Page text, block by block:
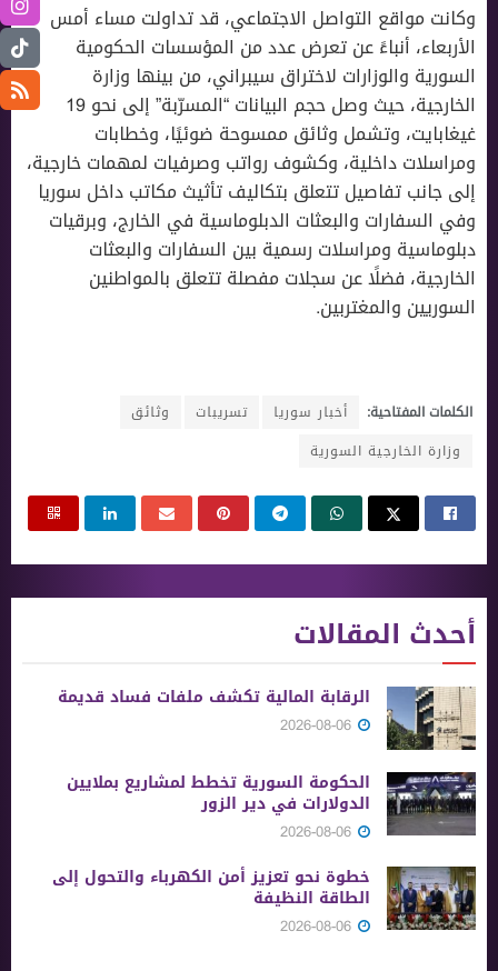
وكانت مواقع التواصل الاجتماعي، قد تداولت مساء أمس
الأربعاء، أنباءً عن تعرض عدد من المؤسسات الحكومية
السورية والوزارات لاختراق سيبراني، من بينها وزارة
الخارجية، حيث وصل حجم البيانات “المسرّبة” إلى نحو 19
غيغابايت، وتشمل وثائق ممسوحة ضوئيًا، وخطابات
ومراسلات داخلية، وكشوف رواتب وصرفيات لمهمات خارجية،
إلى جانب تفاصيل تتعلق بتكاليف تأثيث مكاتب داخل سوريا
وفي السفارات والبعثات الدبلوماسية في الخارج، وبرقيات
دبلوماسية ومراسلات رسمية بين السفارات والبعثات
الخارجية، فضلًا عن سجلات مفصلة تتعلق بالمواطنين
السوريين والمغتربين.
الكلمات المفتاحية: أخبار سوريا تسريبات
وثائق
وزارة الخارجية السورية
أحدث المقالات
الرقابة المالية تكشف ملفات فساد قديمة
الحكومة السورية تخطط لمشاريع بملايين
الدولارات في دير الزور
خطوة نحو تعزيز أمن الكهرباء والتحول إلى
الطاقة النظيفة